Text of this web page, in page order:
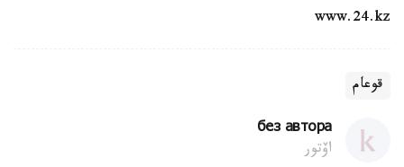
www.24.kz
قوعام
без автора
اۆتور